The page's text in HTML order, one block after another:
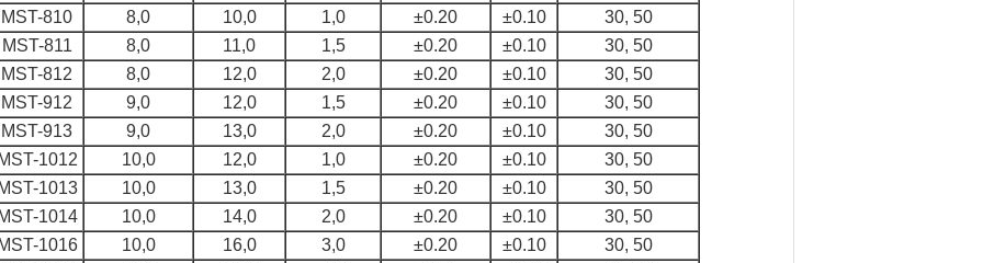
MST-810
8,0 10,0 1,0 ±0.20 ±0.10
30, 50
MST-811
8,0 11,0 1,5 ±0.20 ±0.10
30, 50
MST-812
8,0 12,0 2,0 ±0.20 ±0.10
30, 50
MST-912
9,0 12,0 1,5 ±0.20 ±0.10
30, 50
MST-913
9,0 13,0 2,0 ±0.20 ±0.10
30, 50
1012
10,0 12,0 1,0 ±0.20 ±0.10
30, 50
1013
10,0 13,0 1,5 ±0.20 ±0.10
30, 50
1014
10,0 14,0 2,0 ±0.20 ±0.10
30, 50
1016
10,0 16,0 3,0 ±0.20 ±0.10
30, 50